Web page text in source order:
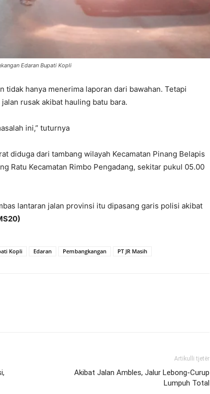
Edaran Bupati Kopli
tidak hanya menerima laporan dari bawahan. Tetapi
rusak akibat hauling batu bara.
ini,” tuturnya
diduga dari tambang wilayah Kecamatan Pinang Belapis
Ratu Kecamatan Rimbo Pengadang, sekitar pukul 05.00
lantaran jalan provinsi itu dipasang garis polisi akibat
Kopli Edaran Pembangkangan PT JR Masih
Artikulli tjetër
Akibat Jalan Ambles, Jalur Lebong-Curup
Lumpuh Total